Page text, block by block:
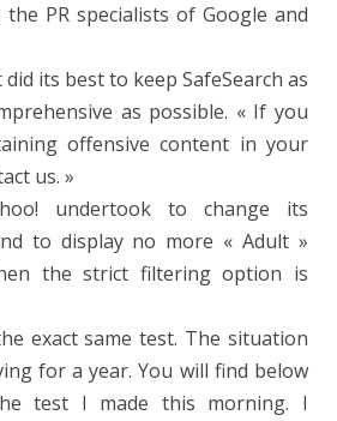
PR specialists of Google and
its best to keep SafeSearch as
as possible. « If you
offensive content in your
us. »
undertook to change its
to display no more « Adult »
the strict filtering option is
exact same test. The situation
for a year. You will find below
test I made this morning. I